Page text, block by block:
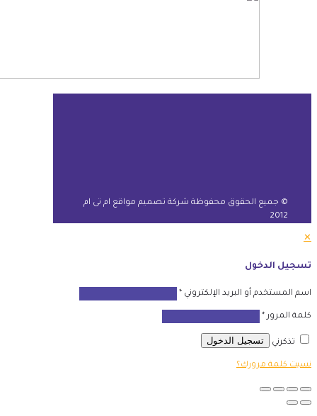
© جميع الحقوق محفوظة شركة تصميم مواقع ام تى ام
2012
✕
تسجيل الدخول
اسم المستخدم أو البريد الإلكتروني *
كلمة المرور *
تذكرني تسجيل الدخول
نسيت كلمة مرورك؟